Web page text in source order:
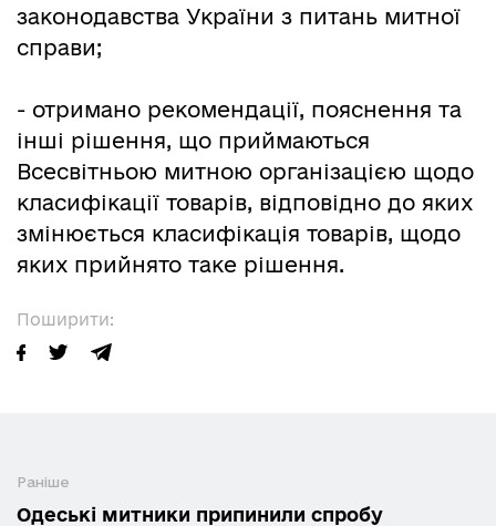
Поширити:
законодавства України з питань митної
справи;
- отримано рекомендації, пояснення та
інші рішення, що приймаються
Всесвітньою митною організацією щодо
класифікації товарів, відповідно до яких
змінюється класифікація товарів, щодо
яких прийнято таке рішення.
Раніше
Одеські митники припинили спробу